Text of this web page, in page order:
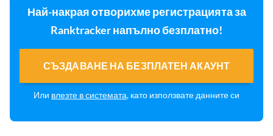
Най-накрая отворихме регистрацията за
Ranktracker напълно безплатно!
СЪЗДАВАНЕ НА БЕЗПЛАТЕН АКАУНТ
Или влезте в системата, като използвате данните си